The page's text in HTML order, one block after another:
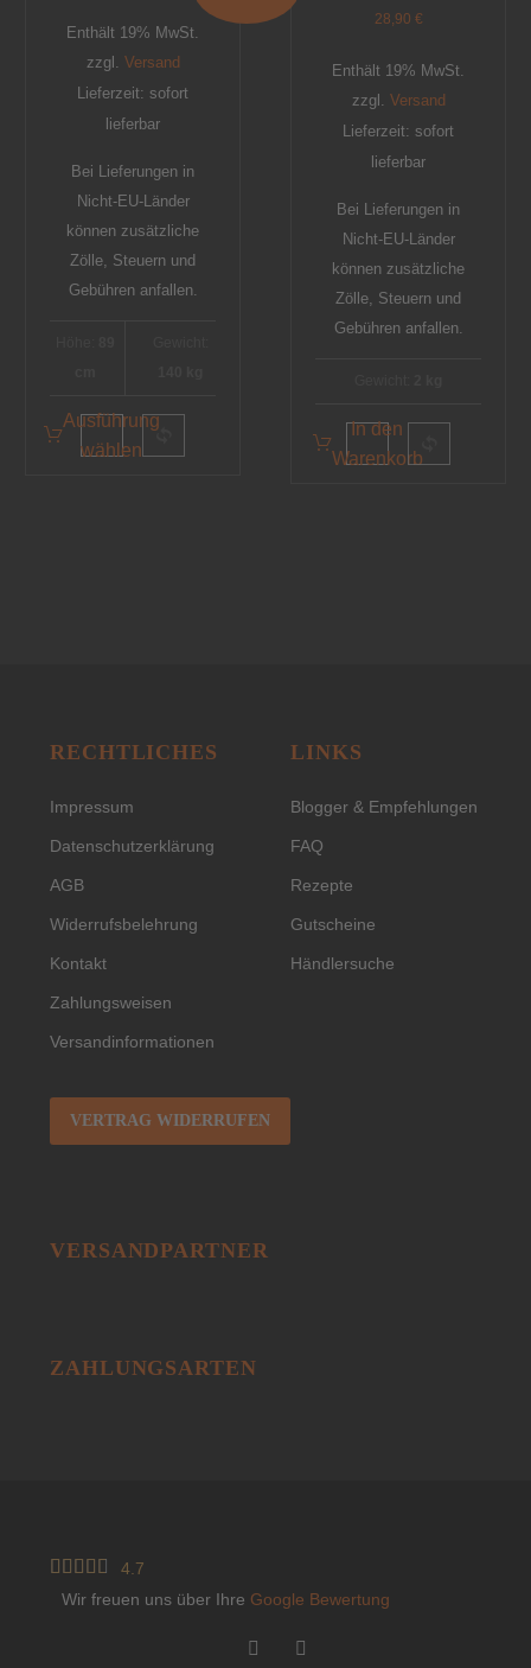
Enthält 19% MwSt.
zzgl. Versand
Lieferzeit: sofort
lieferbar
Bei Lieferungen in
Nicht-EU-Länder
können zusätzliche
Zölle, Steuern und
Gebühren anfallen.
Ausführung
wählen
28,90 €
Enthält 19% MwSt.
zzgl. Versand
Lieferzeit: sofort
lieferbar
Bei Lieferungen in
Nicht-EU-Länder
können zusätzliche
Zölle, Steuern und
Gebühren anfallen.
In den
Warenkorb
RECHTLICHES
Impressum
Datenschutzerklärung
AGB
Widerrufsbelehrung
Kontakt
Zahlungsweisen
Versandinformationen
VERTRAG WIDERRUFEN
LINKS
Blogger & Empfehlungen
FAQ
Rezepte
Gutscheine
Händlersuche
VERSANDPARTNER
ZAHLUNGSARTEN
    
4.7
Wir freuen uns über Ihre Google Bewertung